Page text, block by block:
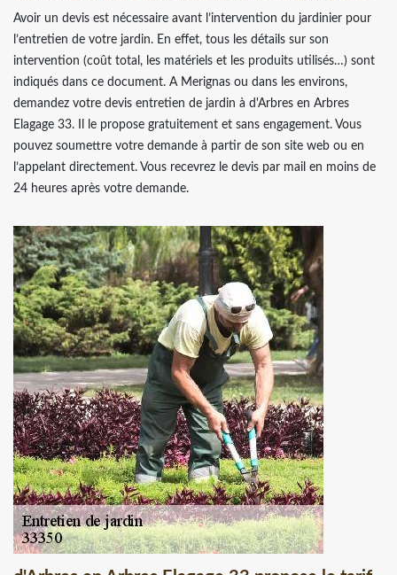
Avoir un devis est nécessaire avant l’intervention du jardinier pour
l’entretien de votre jardin. En effet, tous les détails sur son
intervention (coût total, les matériels et les produits utilisés…) sont
indiqués dans ce document. A Merignas ou dans les environs,
demandez votre devis entretien de jardin à d'Arbres en Arbres
Elagage 33. Il le propose gratuitement et sans engagement. Vous
pouvez soumettre votre demande à partir de son site web ou en
l’appelant directement. Vous recevrez le devis par mail en moins de
24 heures après votre demande.